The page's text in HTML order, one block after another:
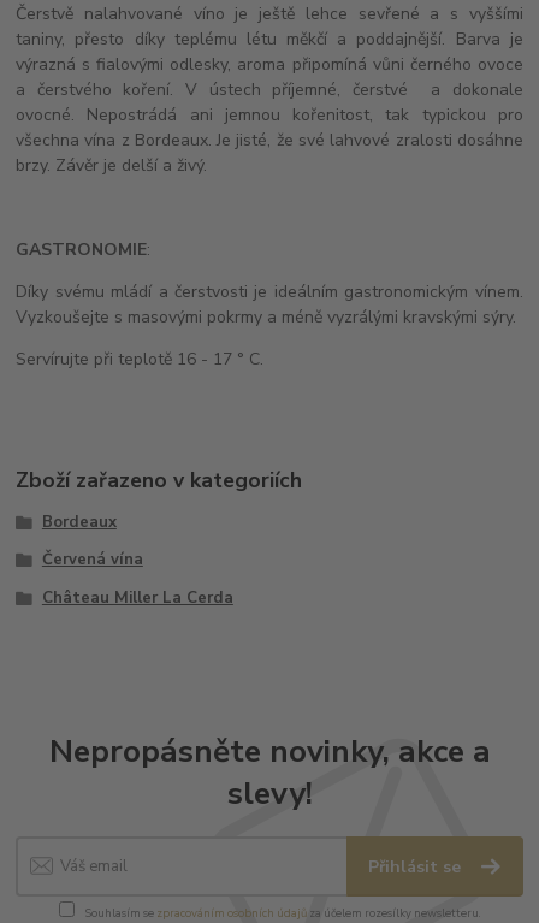
Čerstvě nalahvované víno je ještě lehce sevřené a s vyššími
taniny, přesto díky teplému létu měkčí a poddajnější. Barva je
výrazná s fialovými odlesky, aroma připomíná vůni černého ovoce
a čerstvého koření. V ústech příjemné, čerstvé a dokonale
ovocné. Nepostrádá ani jemnou kořenitost, tak typickou pro
všechna vína z Bordeaux. Je jisté, že své lahvové zralosti dosáhne
brzy. Závěr je delší a živý.
GASTRONOMIE:
Díky svému mládí a čerstvosti je ideálním gastronomickým vínem.
Vyzkoušejte s masovými pokrmy a méně vyzrálými kravskými sýry.
Servírujte při teplotě 16 - 17 ° C.
Zboží zařazeno v kategoriích
Bordeaux
Červená vína
Château Miller La Cerda
Nepropásněte novinky, akce a
slevy!
Přihlásit se
Souhlasím se zpracováním osobních údajůza účelem rozesílky newsletteru.